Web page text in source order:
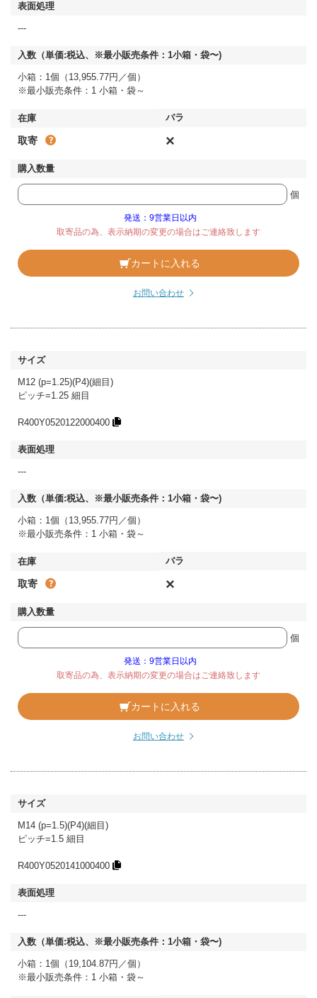
---
小箱：1個（13,955.77円／個）
※最小販売条件：1 小箱・袋～
取寄 ×
個
発送：9営業日以内
取寄品の為、表示納期の変更の場合はご連絡致します
カートに入れる
お問い合わせ
M12 (p=1.25)(P4)(細目)
ピッチ=1.25 細目
R400Y0520122000400
---
小箱：1個（13,955.77円／個）
※最小販売条件：1 小箱・袋～
取寄 ×
個
発送：9営業日以内
取寄品の為、表示納期の変更の場合はご連絡致します
カートに入れる
お問い合わせ
M14 (p=1.5)(P4)(細目)
ピッチ=1.5 細目
R400Y0520141000400
---
小箱：1個（19,104.87円／個）
※最小販売条件：1 小箱・袋～